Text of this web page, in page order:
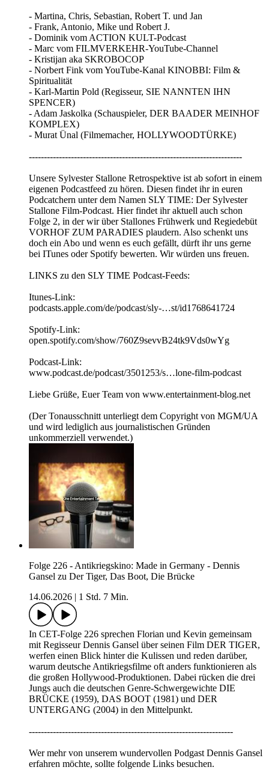
- Martina, Chris, Sebastian, Robert T. und Jan
- Frank, Antonio, Mike und Robert J.
- Dominik vom ACTION KULT-Podcast
- Marc vom FILMVERKEHR-YouTube-Channel
- Kristijan aka SKROBOCOP
- Norbert Fink vom YouTube-Kanal KINOBBI: Film &
Spiritualität
- Karl-Martin Pold (Regisseur, SIE NANNTEN IHN
SPENCER)
- Adam Jaskolka (Schauspieler, DER BAADER MEINHOF
KOMPLEX)
- Murat Ünal (Filmemacher, HOLLYWOODTÜRKE)
-----------------------------------------------------------------------
Unsere Sylvester Stallone Retrospektive ist ab sofort in einem
eigenen Podcastfeed zu hören. Diesen findet ihr in euren
Podcatchern unter dem Namen SLY TIME: Der Sylvester
Stallone Film-Podcast. Hier findet ihr aktuell auch schon
Folge 2, in der wir über Stallones Frühwerk und Regiedebüt
VORHOF ZUM PARADIES plaudern. Also schenkt uns
doch ein Abo und wenn es euch gefällt, dürft ihr uns gerne
bei ITunes oder Spotify bewerten. Wir würden uns freuen.
LINKS zu den SLY TIME Podcast-Feeds:
Itunes-Link:
podcasts.apple.com/de/podcast/sly-…st/id1768641724
Spotify-Link:
open.spotify.com/show/760Z9sevvB24tk9Vds0wYg
Podcast-Link:
www.podcast.de/podcast/3501253/s…lone-film-podcast
Liebe Grüße, Euer Team von www.entertainment-blog.net
(Der Tonausschnitt unterliegt dem Copyright von MGM/UA
und wird lediglich aus journalistischen Gründen
unkommerziell verwendet.)
Folge 226 - Antikriegskino: Made in Germany - Dennis
Gansel zu Der Tiger, Das Boot, Die Brücke
14.06.2026 | 1 Std. 7 Min.
In CET-Folge 226 sprechen Florian und Kevin gemeinsam
mit Regisseur Dennis Gansel über seinen Film DER TIGER,
werfen einen Blick hinter die Kulissen und reden darüber,
warum deutsche Antikriegsfilme oft anders funktionieren als
die großen Hollywood-Produktionen. Dabei rücken die drei
Jungs auch die deutschen Genre-Schwergewichte DIE
BRÜCKE (1959), DAS BOOT (1981) und DER
UNTERGANG (2004) in den Mittelpunkt.
--------------------------------------------------------------------
Wer mehr von unserem wundervollen Podgast Dennis Gansel
erfahren möchte, sollte folgende Links besuchen.